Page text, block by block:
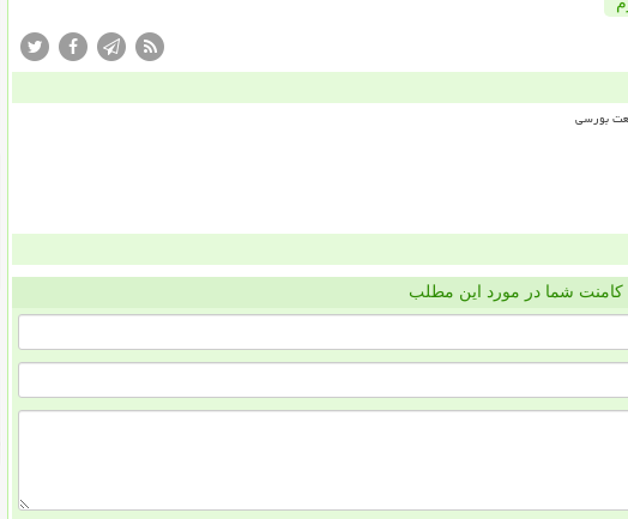
کامنت شما در مورد این مطلب